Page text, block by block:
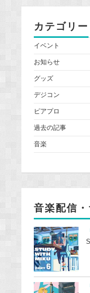
カテゴリー
イベント
お知らせ
グッズ
デジコン
ピアプロ
過去の記事
音楽
音楽配信